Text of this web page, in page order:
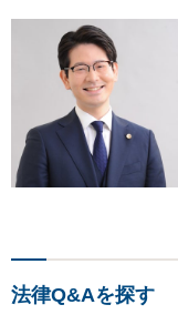
法律Q&Aを探す